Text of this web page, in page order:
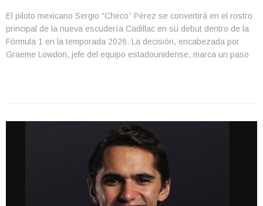
El piloto mexicano Sergio “Checo” Pérez se convertirá en el rostro
principal de la nueva escudería Cadillac en su debut dentro de la
Fórmula 1 en la temporada 2026. La decisión, encabezada por
Graeme Lowdon, jefe del equipo estadounidense, marca un paso